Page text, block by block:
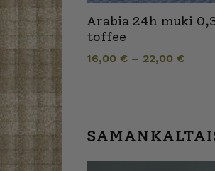
Arabia 24h muki
toffee
16,00 € – 22,00 €